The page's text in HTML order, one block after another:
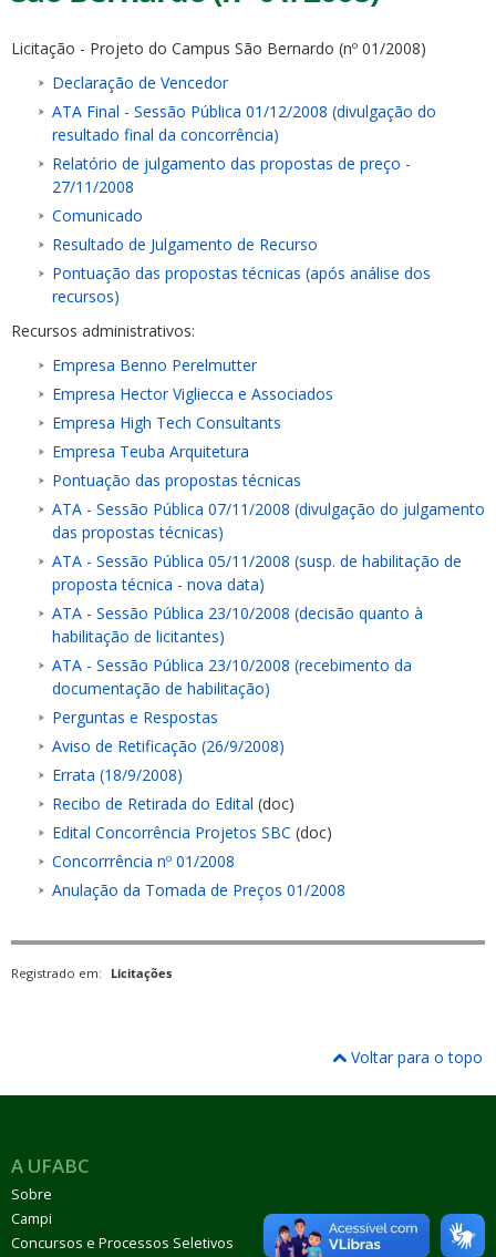
Licitação - Projeto do Campus São Bernardo (nº 01/2008)
Declaração de Vencedor
ATA Final - Sessão Pública 01/12/2008 (divulgação do
resultado final da concorrência)
Relatório de julgamento das propostas de preço -
27/11/2008
Comunicado
Resultado de Julgamento de Recurso
Pontuação das propostas técnicas (após análise dos
recursos)
Recursos administrativos:
Empresa Benno Perelmutter
Empresa Hector Vigliecca e Associados
Empresa High Tech Consultants
Empresa Teuba Arquitetura
Pontuação das propostas técnicas
ATA - Sessão Pública 07/11/2008 (divulgação do julgamento
das propostas técnicas)
ATA - Sessão Pública 05/11/2008 (susp. de habilitação de
proposta técnica - nova data)
ATA - Sessão Pública 23/10/2008 (decisão quanto à
habilitação de licitantes)
ATA - Sessão Pública 23/10/2008 (recebimento da
documentação de habilitação)
Perguntas e Respostas
Aviso de Retificação (26/9/2008)
Errata (18/9/2008)
Recibo de Retirada do Edital (doc)
Edital Concorrência Projetos SBC (doc)
Concorrrência nº 01/2008
Anulação da Tomada de Preços 01/2008
Registrado em: Licitações
Voltar para o topo
A UFABC
Sobre
Campi
Concursos e Processos Seletivos